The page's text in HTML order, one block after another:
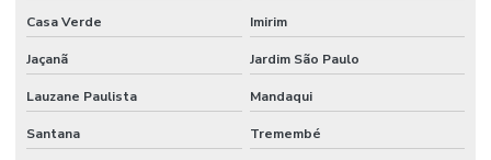
Etiquetas Adesivas Personalizadas Em Santa Catarina
Etiquetas Adesivas Removíveis
Etiquetas Adesivas Resistentes Para Sacaria
Etiquetas Adesivas Sem Resíduo
Casa Verde Imirim
Jaçanã Jardim São Paulo
Lauzane Paulista Mandaqui
Santana Tremembé